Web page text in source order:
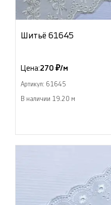
Шитьё 61645
Цена:270 ₽/м
Артикул: 61645
В наличии 19.20 м